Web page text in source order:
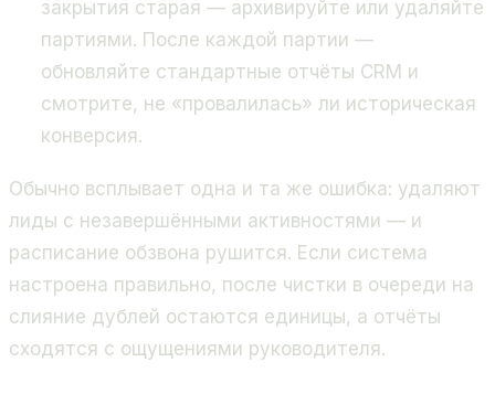
закрытия старая — архивируйте или удаляйте
партиями. После каждой партии —
обновляйте стандартные отчёты CRM и
смотрите, не «провалилась» ли историческая
конверсия.
Обычно всплывает одна и та же ошибка: удаляют
лиды с незавершёнными активностями — и
расписание обзвона рушится. Если система
настроена правильно, после чистки в очереди на
слияние дублей остаются единицы, а отчёты
сходятся с ощущениями руководителя.